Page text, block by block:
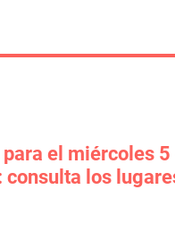
el miércoles 5
consulta los